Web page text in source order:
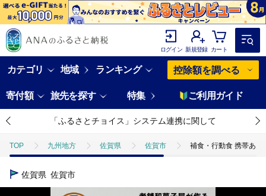
ログイン 新規登録 カート
カテゴリ 地域 ランキング 控除額を調べる
寄付額 旅先を探す 特集 ご利用ガイド
「ふるさとチョイス」システム連携に関して
TOP 九州地方 佐賀県 佐賀市 補食・行動食 携帯あ
佐賀県 佐賀市